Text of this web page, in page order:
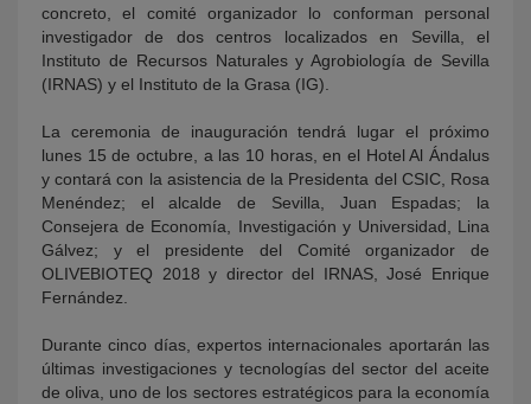
concreto, el comité organizador lo conforman personal
investigador de dos centros localizados en Sevilla, el
Instituto de Recursos Naturales y Agrobiología de Sevilla
(IRNAS) y el Instituto de la Grasa (IG).
La ceremonia de inauguración tendrá lugar el próximo
lunes 15 de octubre, a las 10 horas, en el Hotel Al Ándalus
y contará con la asistencia de la Presidenta del CSIC, Rosa
Menéndez; el alcalde de Sevilla, Juan Espadas; la
Consejera de Economía, Investigación y Universidad, Lina
Gálvez; y el presidente del Comité organizador de
OLIVEBIOTEQ 2018 y director del IRNAS, José Enrique
Fernández.
Durante cinco días, expertos internacionales aportarán las
últimas investigaciones y tecnologías del sector del aceite
de oliva, uno de los sectores estratégicos para la economía